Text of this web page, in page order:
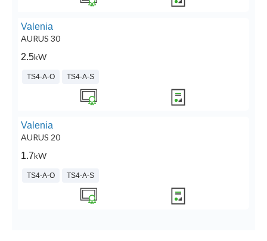
Valenia
AURUS 30
2.5kW
TS4-A-O TS4-A-S
Valenia
AURUS 20
1.7kW
TS4-A-O TS4-A-S